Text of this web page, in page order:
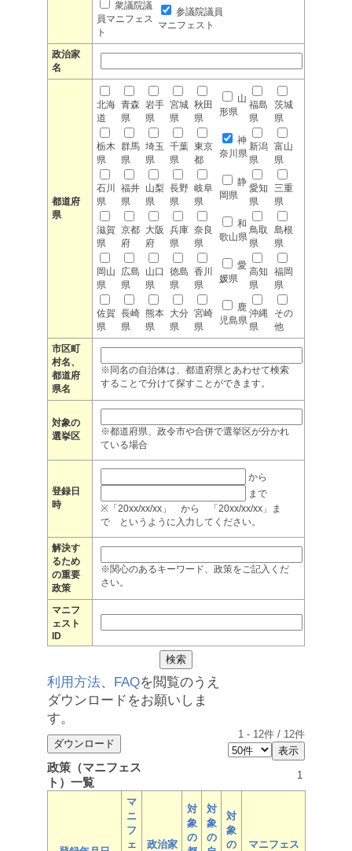
衆議院議
員マニフェス
ト
参議院議員
マニフェスト
政治家
名
都道府
県
北海
道
青森
県
岩手
県
宮城
県
秋田
県
山
形県
福島
県
茨城
県
栃木
県
群馬
県
埼玉
県
千葉
県
東京
都
神
奈川県
新潟
県
富山
県
石川
県
福井
県
山梨
県
長野
県
岐阜
県
静
岡県
愛知
県
三重
県
滋賀
県
京都
府
大阪
府
兵庫
県
奈良
県
和
歌山県
鳥取
県
島根
県
岡山
県
広島
県
山口
県
徳島
県
香川
県
愛
媛県
高知
県
福岡
県
佐賀
県
長崎
県
熊本
県
大分
県
宮崎
県
鹿
児島県
沖縄
県
その
他
市区町
村名、
都道府
県名
※同名の自治体は、都道府県とあわせて検索
することで分けて探すことができます。
対象の
選挙区
※都道府県、政令市や合併で選挙区が分かれ
ている場合
登録日
時
から
まで
※「20xx/xx/xx」 から 「20xx/xx/xx」ま
で というように入力してください。
解決す
るため
の重要
政策
※関心のあるキーワード、政策をご記入くだ
さい。
マニフ
ェスト
ID
利用方法、 FAQを閲覧のうえ
ダウンロードをお願いしま
す。
1 - 12件 / 12件
政策（マニフェス
ト）一覧
1
マ
ニ
フ
ェ
政治家
対
象
の
対
象
の
対
象
の
マニフェス